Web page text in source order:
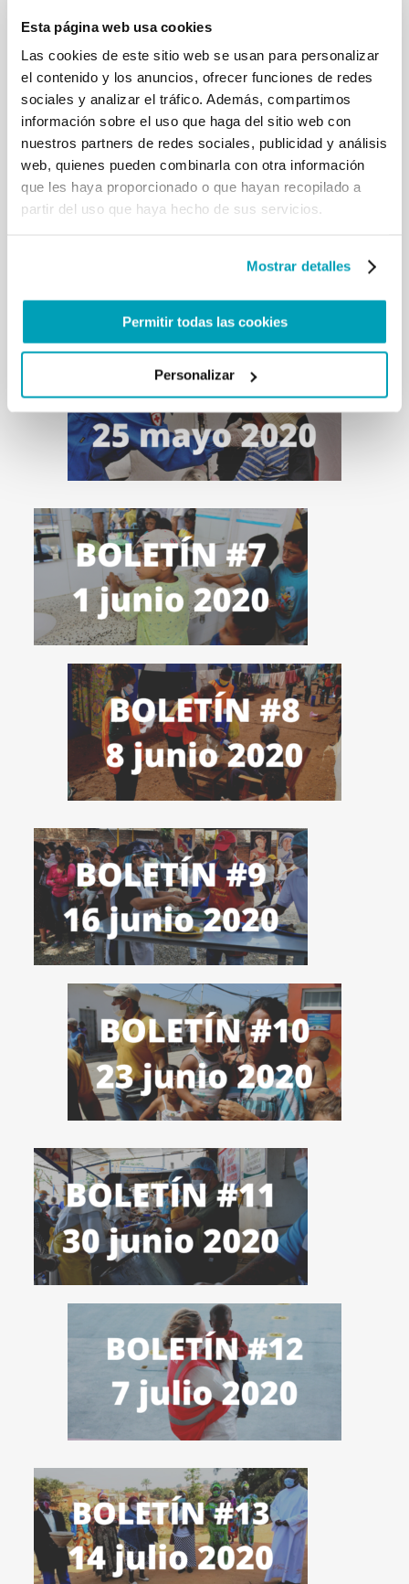
Esta página web usa cookies
Las cookies de este sitio web se usan para personalizar
el contenido y los anuncios, ofrecer funciones de redes
sociales y analizar el tráfico. Además, compartimos
información sobre el uso que haga del sitio web con
nuestros partners de redes sociales, publicidad y análisis
web, quienes pueden combinarla con otra información
que les haya proporcionado o que hayan recopilado a
partir del uso que haya hecho de sus servicios.
Mostrar detalles
Permitir todas las cookies
Personalizar